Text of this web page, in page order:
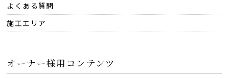
よくある質問
施工エリア
オーナー様用コンテンツ